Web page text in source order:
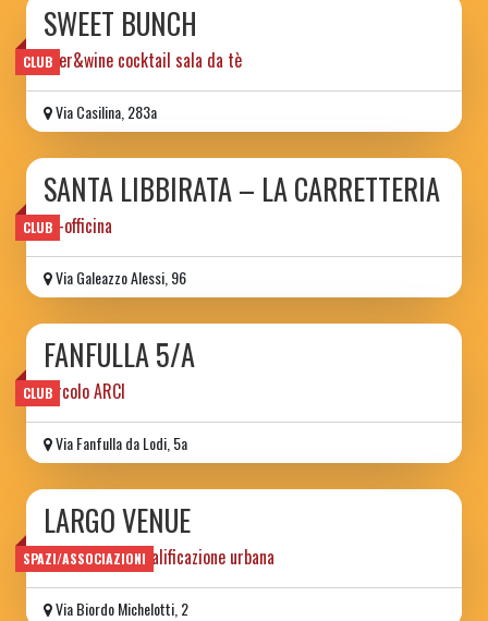
CLUB
SWEET BUNCH
beer&wine cocktail sala da tè
Via Casilina, 283a
CLUB
SANTA LIBBIRATA – LA CARRETTERIA
ex-officina
Via Galeazzo Alessi, 96
CLUB
FANFULLA 5/A
circolo ARCI
Via Fanfulla da Lodi, 5a
SPAZI/ASSOCIAZIONI
LARGO VENUE
progetto di riqualificazione urbana
Via Biordo Michelotti, 2